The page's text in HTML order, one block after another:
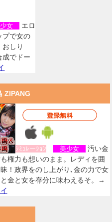
女
エロ
プで女の
しり
成でドー
ZIPANG
ｼﾐｭﾚーｼｮﾝ 美少女
汚い金
権力も想いのまま。レディを囲
！政界をのし上がり､金の力で女
金と女を存分に味わえるそ。→